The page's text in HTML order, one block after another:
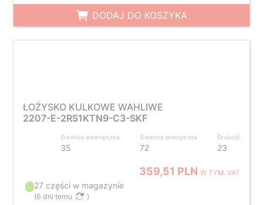
DODAJ DO KOSZYKA
ŁOŻYSKO KULKOWE WAHLIWE
2207-E-2RS1KTN9-C3-SKF
Średnica wewnętrzna
35
Średnica zewnętrzna
72
Grubość
23
359,51 PLNW TYM. VAT
27 części w magazynie
(6 dni temu )